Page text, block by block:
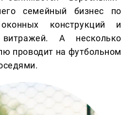
семейный бизнес по
оконных конструкций и
А несколько
проводит на футбольном